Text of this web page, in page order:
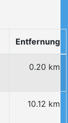
Entfernung
0.20 km
10.12 km